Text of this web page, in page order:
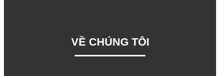
VỀ CHÚNG TÔI